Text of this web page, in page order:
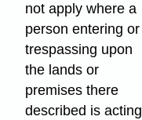
not apply where a
person entering or
trespassing upon
the lands or
premises there
described is acting